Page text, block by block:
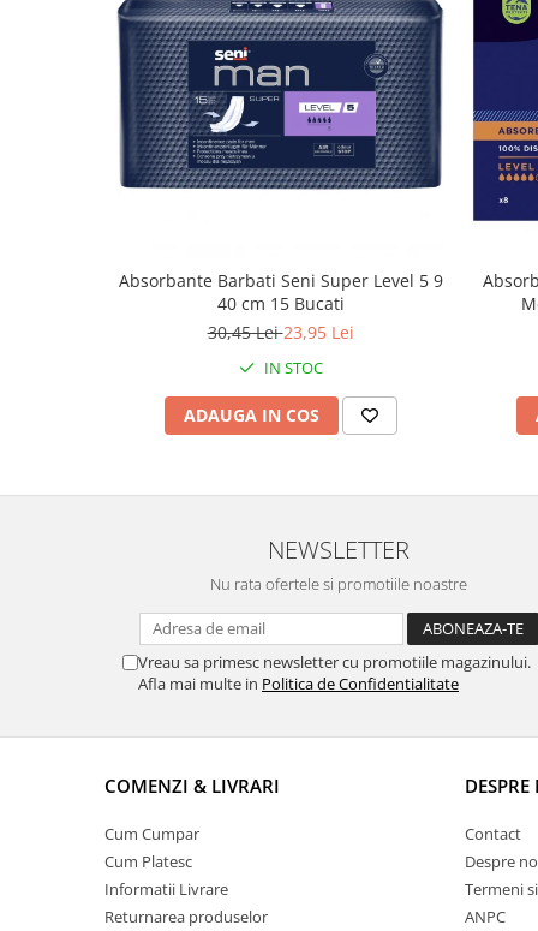
Absorbante Barbati Seni Super Level 5 9
40 cm 15 Bucati
30,45 Lei23,95 Lei
IN STOC
ADAUGA IN COS
NEWSLETTER
Nu rata ofertele si promotiile noastre
Vreau sa primesc newsletter cu promotiile magazinului.
Afla mai multe in Politica de Confidentialitate
COMENZI & LIVRARI
Cum Cumpar
Cum Platesc
Informatii Livrare
Returnarea produselor
Contact
Despre
Termeni
ANPC